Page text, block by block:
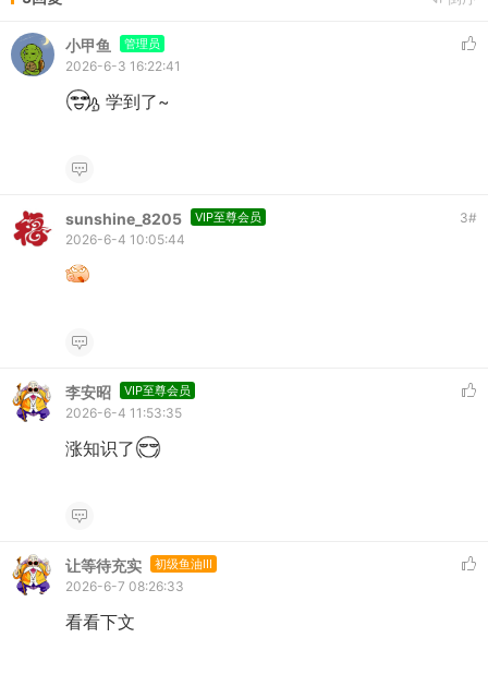
小甲鱼 管理员
2026-6-3 16:22:41
学到了~
sunshine_8205 VIP至尊会员 3#
2026-6-4 10:05:44
李安昭 VIP至尊会员
2026-6-4 11:53:35
涨知识了
让等待充实 初级鱼油III
2026-6-7 08:26:33
看看下文